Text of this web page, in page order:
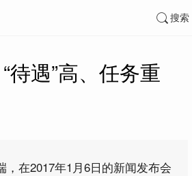
搜索
遇”高、任务重
，在2017年1月6日的新闻发布会